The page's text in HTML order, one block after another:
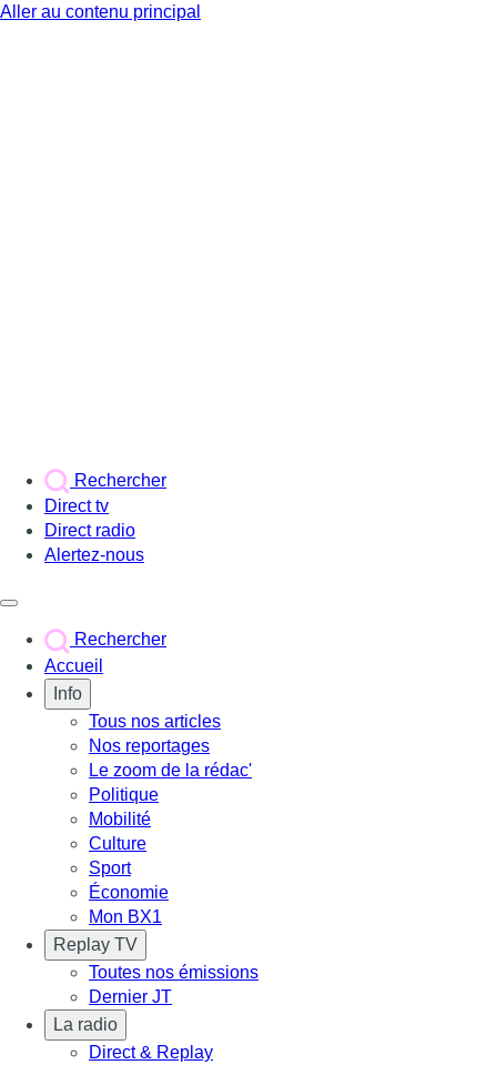
Aller au contenu principal
Rechercher
Direct tv
Direct radio
Alertez-nous
Rechercher
Accueil
Info
Tous nos articles
Nos reportages
Le zoom de la rédac'
Politique
Mobilité
Culture
Sport
Économie
Mon BX1
Replay TV
Toutes nos émissions
Dernier JT
La radio
Direct & Replay